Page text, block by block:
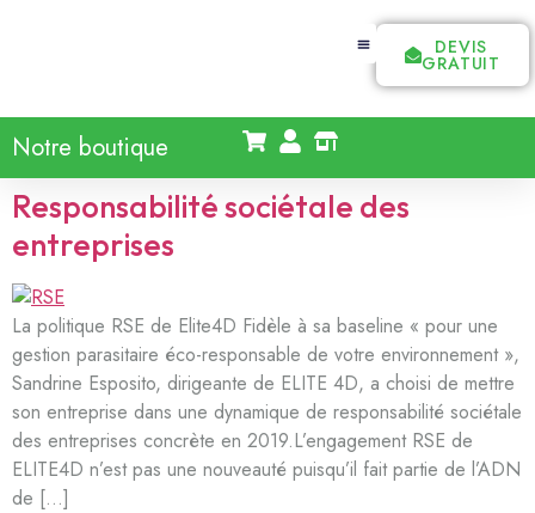
DEVIS
GRATUIT
Notre boutique
Responsabilité sociétale des
entreprises
La politique RSE de Elite4D Fidèle à sa baseline « pour une
gestion parasitaire éco-responsable de votre environnement »,
Sandrine Esposito, dirigeante de ELITE 4D, a choisi de mettre
son entreprise dans une dynamique de responsabilité sociétale
des entreprises concrète en 2019.L’engagement RSE de
ELITE4D n’est pas une nouveauté puisqu’il fait partie de l’ADN
de […]